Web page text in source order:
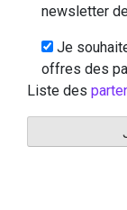
newsletter
Je
offres des
Liste des